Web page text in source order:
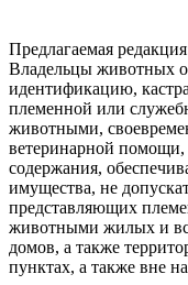
Предлагаемая
Владельцы животных
идентификацию,
племенной или
животными,
ветеринарной‌ помощи,
содержания,
имущества, не
представляющих
животными жилых и
домов, а также
пунктах, а также вне